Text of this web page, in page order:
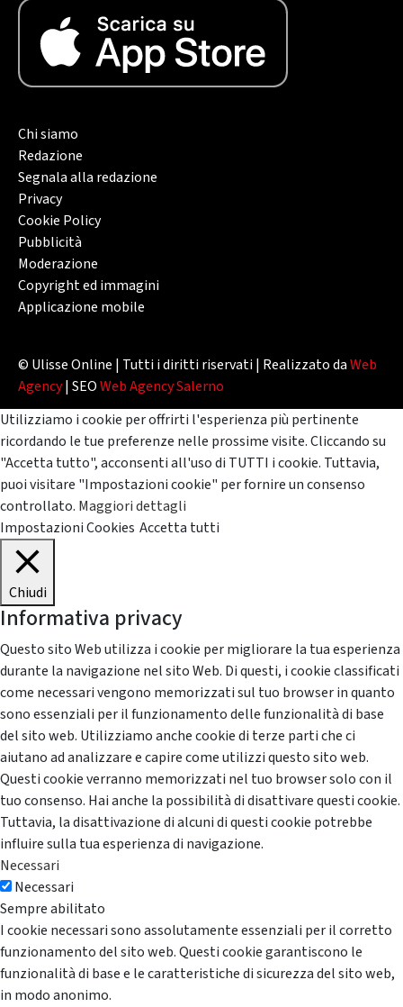
Chi siamo
Redazione
Segnala alla redazione
Privacy
Cookie Policy
Pubblicità
Moderazione
Copyright ed immagini
Applicazione mobile
© Ulisse Online | Tutti i diritti riservati | Realizzato daWeb
Agency| SEOWeb Agency Salerno
Utilizziamo i cookie per offrirti l'esperienza più pertinente
ricordando le tue preferenze nelle prossime visite. Cliccando su
"Accetta tutto", acconsenti all'uso di TUTTI i cookie. Tuttavia,
puoi visitare "Impostazioni cookie" per fornire un consenso
controllato. Maggiori dettagli
Impostazioni Cookies Accetta tutti
Chiudi
Informativa privacy
Questo sito Web utilizza i cookie per migliorare la tua esperienza
durante la navigazione nel sito Web. Di questi, i cookie classificati
come necessari vengono memorizzati sul tuo browser in quanto
sono essenziali per il funzionamento delle funzionalità di base
del sito web. Utilizziamo anche cookie di terze parti che ci
aiutano ad analizzare e capire come utilizzi questo sito web.
Questi cookie verranno memorizzati nel tuo browser solo con il
tuo consenso. Hai anche la possibilità di disattivare questi cookie.
Tuttavia, la disattivazione di alcuni di questi cookie potrebbe
influire sulla tua esperienza di navigazione.
Necessari
Necessari
Sempre abilitato
I cookie necessari sono assolutamente essenziali per il corretto
funzionamento del sito web. Questi cookie garantiscono le
funzionalità di base e le caratteristiche di sicurezza del sito web,
in modo anonimo.